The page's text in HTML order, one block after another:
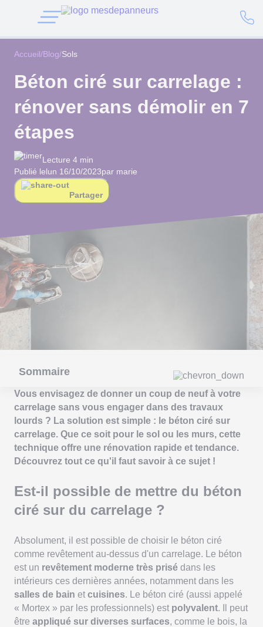
Accueil/Blog/Sols
Béton ciré sur carrelage :
rénover sans démolir en 7
étapes
Lecture 4 min
Publié lelun 16/10/2023par marie
Partager
Sommaire
Vous envisagez de donner un coup de neuf à votre
carrelage sans vous engager dans des travaux
lourds ? La solution est simple : le béton ciré sur
carrelage. Que ce soit pour le sol ou les murs, cette
technique offre une rénovation rapide et tendance.
Découvrez tout ce qu'il faut savoir à ce sujet !
Est-il possible de mettre du béton
ciré sur du carrelage ?
Absolument, il est possible de choisir le béton ciré
comme revêtement au-dessus d'un carrelage. Le béton
est un revêtement moderne très prisé dans les
intérieurs ces dernières années, notamment dans les
salles de bain et cuisines. Le béton ciré (aussi appelé
« Mortex » par les professionnels) est polyvalent. Il peut
être appliqué sur diverses surfaces, comme le bois, la